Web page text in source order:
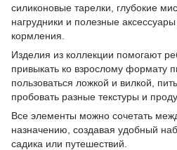
силиконовые тарелки, глубокие
нагрудники и полезные
кормления.
Изделия из коллекции помогают
привыкать ко взрослому формату
пользоваться ложкой и вилкой,
пробовать разные текстуры и
Все элементы можно сочетать
назначению, создавая удобный
садика или путешествий.